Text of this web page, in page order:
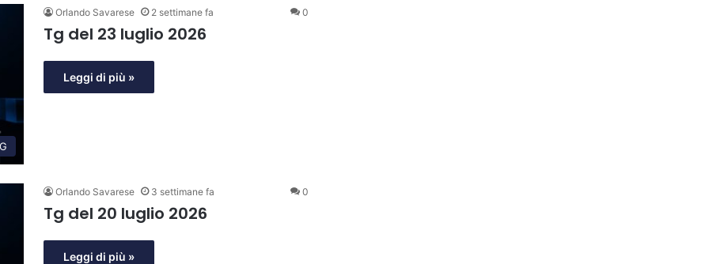
Orlando Savarese 2 settimane fa 0
Tg del 23 luglio 2026
Leggi di più »
Orlando Savarese 3 settimane fa 0
Tg del 20 luglio 2026
Leggi di più »